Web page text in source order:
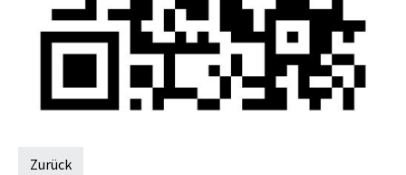
Zurück